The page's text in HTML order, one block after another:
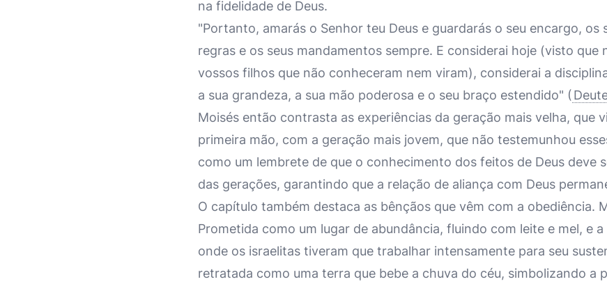
na fidelidade de Deus.
"Portanto, amarás o Senhor teu Deus e guardarás o seu encargo, os
regras e os seus mandamentos sempre. E considerai hoje (visto que
vossos filhos que não conheceram nem viram), considerai a
a sua grandeza, a sua mão poderosa e o seu braço estendido" (
Moisés então contrasta as experiências da geração mais velha, que
primeira mão, com a geração mais jovem, que não testemunhou
como um lembrete de que o conhecimento dos feitos de Deus deve
das gerações, garantindo que a relação de aliança com Deus
O capítulo também destaca as bênçãos que vêm com a obediência.
Prometida como um lugar de abundância, fluindo com leite e mel, e
onde os israelitas tiveram que trabalhar intensamente para seu
retratada como uma terra que bebe a chuva do céu, simbolizando a